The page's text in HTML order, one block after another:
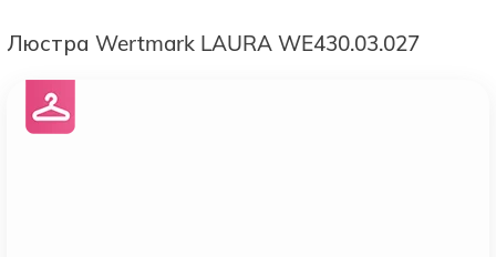
Люстра Wertmark LAURA WE430.03.027